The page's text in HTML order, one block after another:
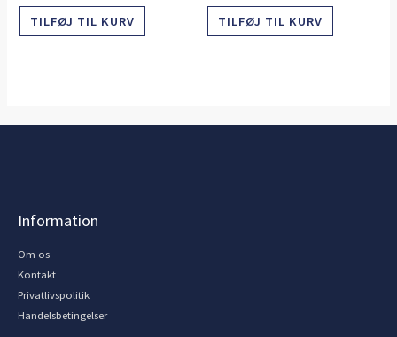
TILFØJ TIL KURV TILFØJ TIL KURV
Information
Om os
Kontakt
Privatlivspolitik
Handelsbetingelser